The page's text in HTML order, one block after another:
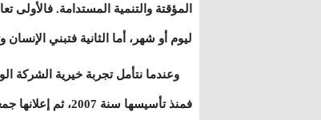
المؤقتة والتنمية المستدامة. فالأولى
ليوم أو شهر، أما الثانية فتبني
وعندما نتأمل تجربة خيرية الشركة